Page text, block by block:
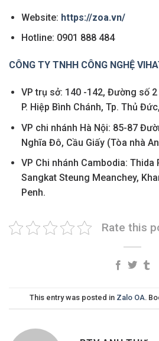
Website: https://zoa.vn/
Hotline: 0901 888 484
CÔNG TY TNHH CÔNG NGHỆ
VP trụ sở: 140 -142, Đường số
P. Hiệp Bình Chánh, Tp. Thủ
VP chi nhánh Hà Nội: 85-87
Nghĩa Đô, Cầu Giấy (Tòa nhà
VP Chi nhánh Cambodia: Thida
Sangkat Steung Meanchey,
Penh.
Rate this
This entry was posted in Zalo OA.